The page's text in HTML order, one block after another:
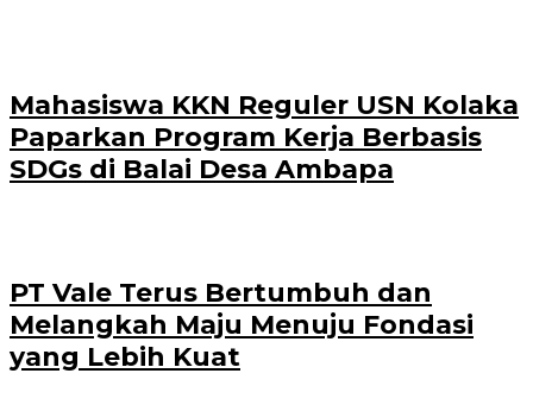
Mahasiswa KKN Reguler USN Kolaka
Paparkan Program Kerja Berbasis
SDGs di Balai Desa Ambapa
PT Vale Terus Bertumbuh dan
Melangkah Maju Menuju Fondasi
yang Lebih Kuat